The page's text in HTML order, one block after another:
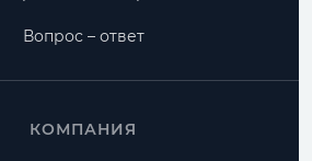
Вопрос – ответ
КОМПАНИЯ